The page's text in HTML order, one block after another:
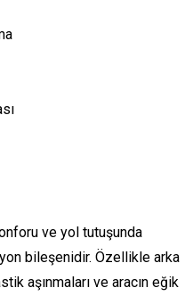
ve yol tutuşunda
bileşenidir. Özellikle arka
aşınmaları ve aracın eğik